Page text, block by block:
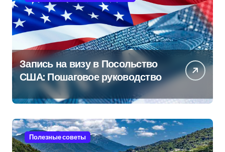
Запись на визу в Посольство
США: Пошаговое руководство
Полезные советы